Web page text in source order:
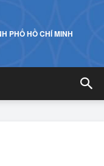
PHỐ HỒ CHÍ MINH